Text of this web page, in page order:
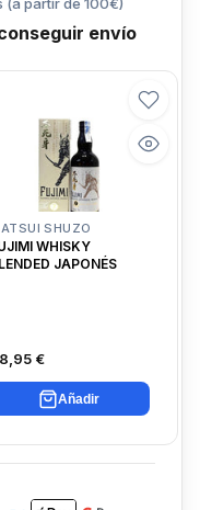
envío
SHUZO
WHISKY
JAPONÉS
€
Añadir